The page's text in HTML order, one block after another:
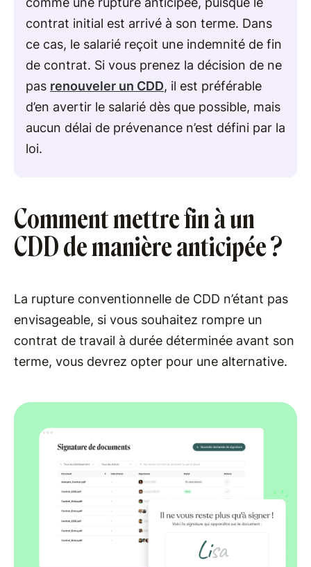
contrat initial est arrivé à son terme. Dans
ce cas, le salarié reçoit une indemnité de fin
de contrat. Si vous prenez la décision de ne
pas renouveler un CDD, il est préférable
d’en avertir le salarié dès que possible, mais
aucun délai de prévenance n’est défini par la
loi.
Comment mettre fin à un
CDD de manière anticipée ?
La rupture conventionnelle de CDD n’étant pas
envisageable, si vous souhaitez rompre un
contrat de travail à durée déterminée avant son
terme, vous devrez opter pour une alternative.